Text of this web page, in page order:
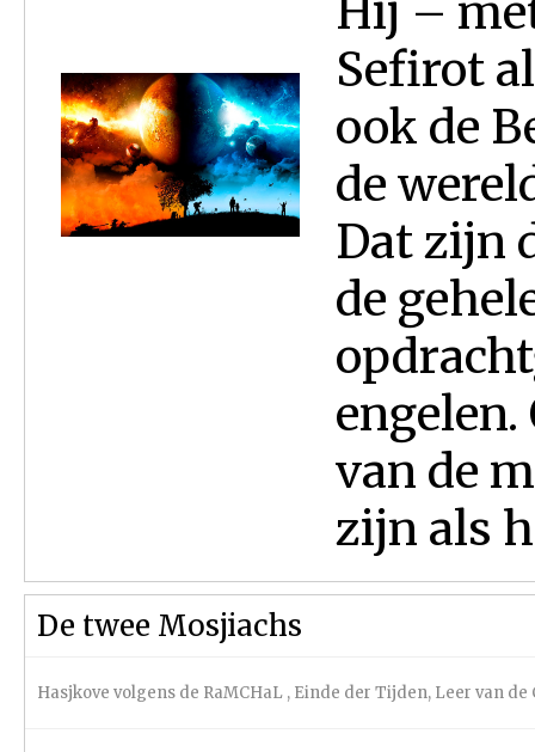
Hij –
Sefirot
ook de
de
Dat zijn
de
van de
zijn als
De twee Mosjiachs
Hasjkove volgens de RaMCHaL , Einde der Tijden, Leer van de